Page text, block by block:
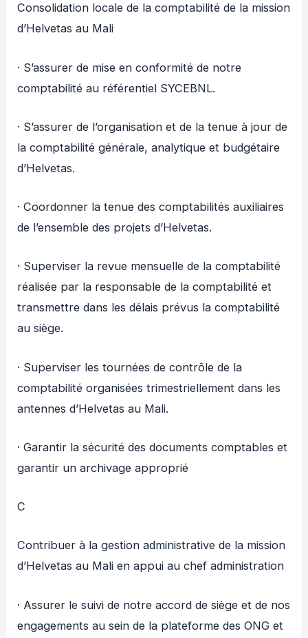
Consolidation locale de la comptabilité de la mission
d’Helvetas au Mali
· S’assurer de mise en conformité de notre
comptabilité au référentiel SYCEBNL.
· S’assurer de l’organisation et de la tenue à jour de
la comptabilité générale, analytique et budgétaire
d’Helvetas.
· Coordonner la tenue des comptabilités auxiliaires
de l’ensemble des projets d’Helvetas.
· Superviser la revue mensuelle de la comptabilité
réalisée par la responsable de la comptabilité et
transmettre dans les délais prévus la comptabilité
au siège.
· Superviser les tournées de contrôle de la
comptabilité organisées trimestriellement dans les
antennes d’Helvetas au Mali.
· Garantir la sécurité des documents comptables et
garantir un archivage approprié
C
Contribuer à la gestion administrative de la mission
d’Helvetas au Mali en appui au chef administration
· Assurer le suivi de notre accord de siège et de nos
engagements au sein de la plateforme des ONG et